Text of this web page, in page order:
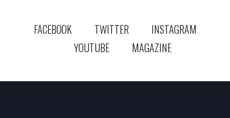
FACEBOOK TWITTER
INSTAGRAM
YOUTUBE
MAGAZINE